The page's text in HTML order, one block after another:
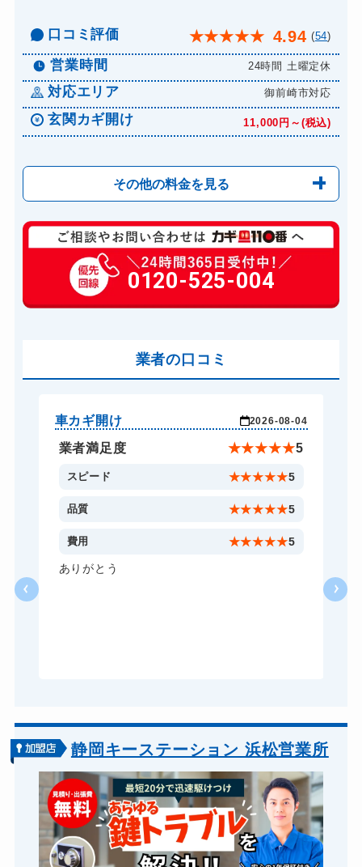
口コミ評価 ★★★★★ 4.94 (54)
営業時間 24時間 土曜定休
対応エリア 御前崎市対応
玄関カギ開け 11,000円～(税込)
その他の料金を見る
玄関カギ修理 6,600円～(税込)
玄関カギ作成 14,300円～(税込)
玄関カギ交換 14,300円～(税込)
バイクカギ開け
スーツケースカギ開け 8,800円～(税込)
スーツケースカギ作成 8,800円～(税込)
金庫カギ開け 14,300円～(税込)
金庫カギ修理 11,000円～(税込)
10,780円～(税込)
0120-525-004
業者の口コミ
車カギ開け 2026-08-04
業者満足度 ★★★★★5
スピード ★★★★★5
品質 ★★★★★5
費用 ★★★★★5
ありがとう
静岡キーステーション 浜松営業所